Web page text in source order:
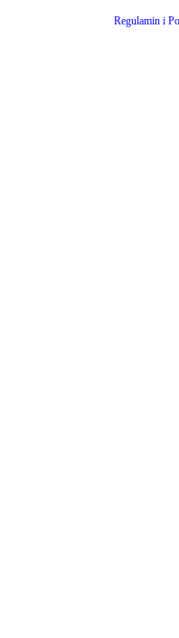
Regulamin i